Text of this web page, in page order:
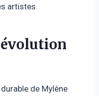
artistes.
de Mylène